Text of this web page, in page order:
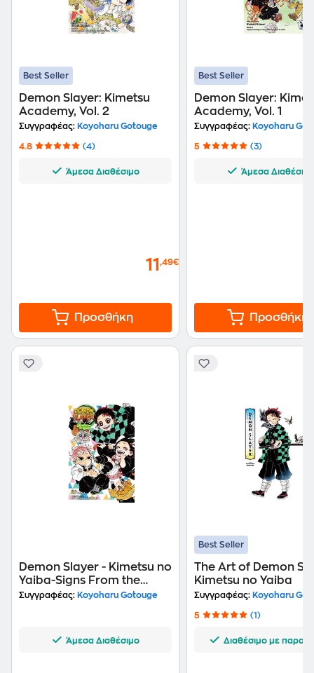
Best Seller
Demon Slayer: Kimetsu
Academy, Vol. 2
Συγγραφέας: Koyoharu Gotouge
4.8 (4)
Άμεσα Διαθέσιμο
11 ,49€
Προσθήκη
Best Seller
Demon Slayer:
Academy, Vol. 1
Συγγραφέας: Koyoharu
5 (3)
Άμεσα Διαθέσιμο
Προσθήκη
Demon Slayer - Kimetsu no
Yaiba-Signs From the
Wind
Συγγραφέας: Koyoharu Gotouge
Άμεσα Διαθέσιμο
Best Seller
The Art of Demon
Kimetsu no Yaiba
Συγγραφέας: Koyoharu
5 (1)
Διαθέσιμο με